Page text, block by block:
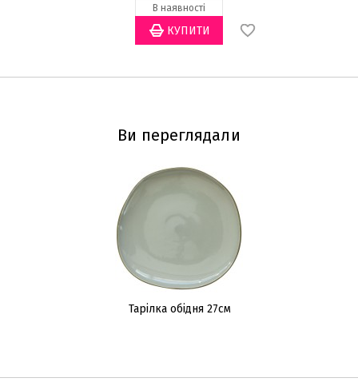
В наявності
Ви переглядали
Тарілка обідня 27см